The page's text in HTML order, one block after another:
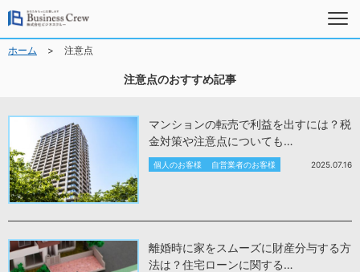
ホーム > 注意点
注意点のおすすめ記事
マンションの転売で利益を出すには？税
金対策や注意点についても…
個人のお客様 自営業者のお客様 2025.07.16
離婚時に家をスムーズに財産分与する方
法は？住宅ローンに関する…